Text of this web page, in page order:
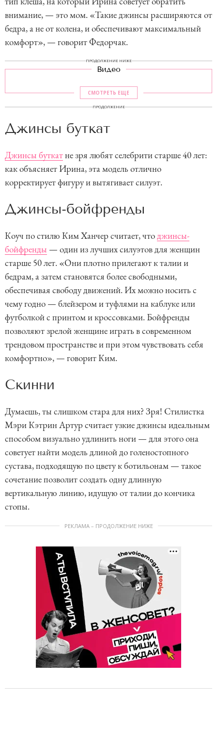
внимание, — это мом. «Такие джинсы расширяются от
бедра, а не от колена, и обеспечивают максимальный
комфорт», — говорит Федорчак.
ПРОДОЛЖЕНИЕ НИЖЕ
Видео
СМОТРЕТЬ ЕЩЕ
ПРОДОЛЖЕНИЕ
Джинсы буткат
Джинсы буткатне зря любят селебрити старше 40 лет:
как объясняет Ирина, эта модель отлично
корректирует фигуру и вытягивает силуэт.
Джинсы-бойфренды
Коуч по стилю Ким Ханчер считает, чтоджинсы-
бойфренды — один из лучших силуэтов для женщин
старше 50 лет. «Они плотно прилегают к талии и
бедрам, а затем становятся более свободными,
обеспечивая свободу движений. Их можно носить с
чему годно — блейзером и туфлями на каблуке или
футболкой с принтом и кроссовками. Бойфренды
позволяют зрелой женщине играть в современном
трендовом пространстве и при этом чувствовать себя
комфортно», — говорит Ким.
Скинни
Думаешь, ты слишком стара для них? Зря! Стилистка
Мэри Кэтрин Артур считает узкие джинсы идеальным
способом визуально удлинить ноги — для этого она
советует найти модель длиной до голеностопного
сустава, подходящую по цвету к ботильонам — такое
сочетание позволит создать одну длинную
вертикальную линию, идущую от талии до кончика
стопы.
РЕКЛАМА – ПРОДОЛЖЕНИЕ НИЖЕ